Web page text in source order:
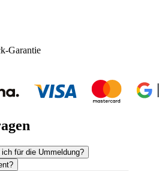
Garantie
für die Ummeldung?